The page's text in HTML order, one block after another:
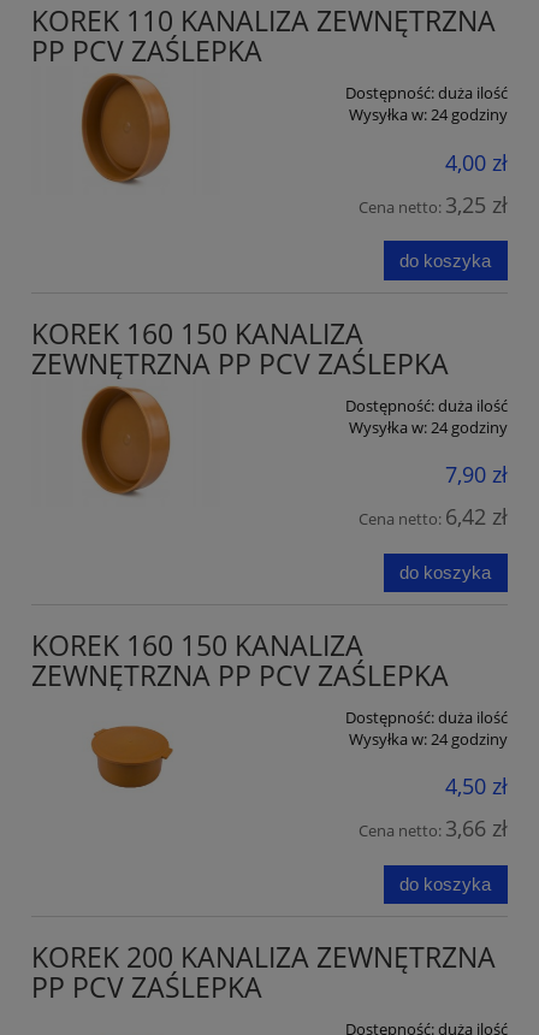
KOREK 110 KANALIZA ZEWNĘTRZNA
PP PCV ZAŚLEPKA
Dostępność:duża ilość
Wysyłka w:24 godziny
4,00 zł
Cena netto: 3,25 zł
do koszyka
KOREK 160 150 KANALIZA
ZEWNĘTRZNA PP PCV ZAŚLEPKA
Dostępność:duża ilość
Wysyłka w:24 godziny
7,90 zł
Cena netto: 6,42 zł
do koszyka
KOREK 160 150 KANALIZA
ZEWNĘTRZNA PP PCV ZAŚLEPKA
Dostępność:duża ilość
Wysyłka w:24 godziny
4,50 zł
Cena netto: 3,66 zł
do koszyka
KOREK 200 KANALIZA ZEWNĘTRZNA
PP PCV ZAŚLEPKA
Dostępność:duża ilość